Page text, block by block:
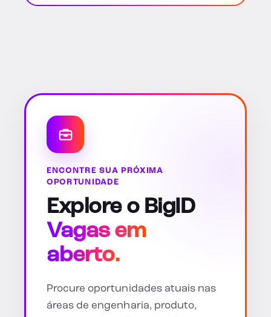
ENCONTRE SUA PRÓXIMA
OPORTUNIDADE
Explore o BigID
Vagas em
aberto.
Procure oportunidades atuais nas
áreas de engenharia, produto,